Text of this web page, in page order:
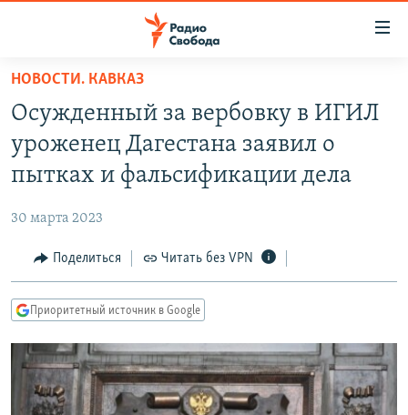
упрощенного
доступа
основному
Вернутся
Вернутся
поиску
ПОДКАСТЫ
АВТОРСКИЕ ПРОЕКТЫ
МНЕНИЯ
КУЛЬТУРА
КАВКАЗ.РЕАЛИИ
СЕВЕР.РЕАЛИИ
СИБИРЬ.РЕАЛИИ
НОВОСТИ. КАВКАЗ
Осужденный за вербовку в ИГИЛ
уроженец Дагестана заявил о
пытках и фальсификации дела
30 марта 2023
Поделиться Читать без VPN
Приоритетный источник в Google